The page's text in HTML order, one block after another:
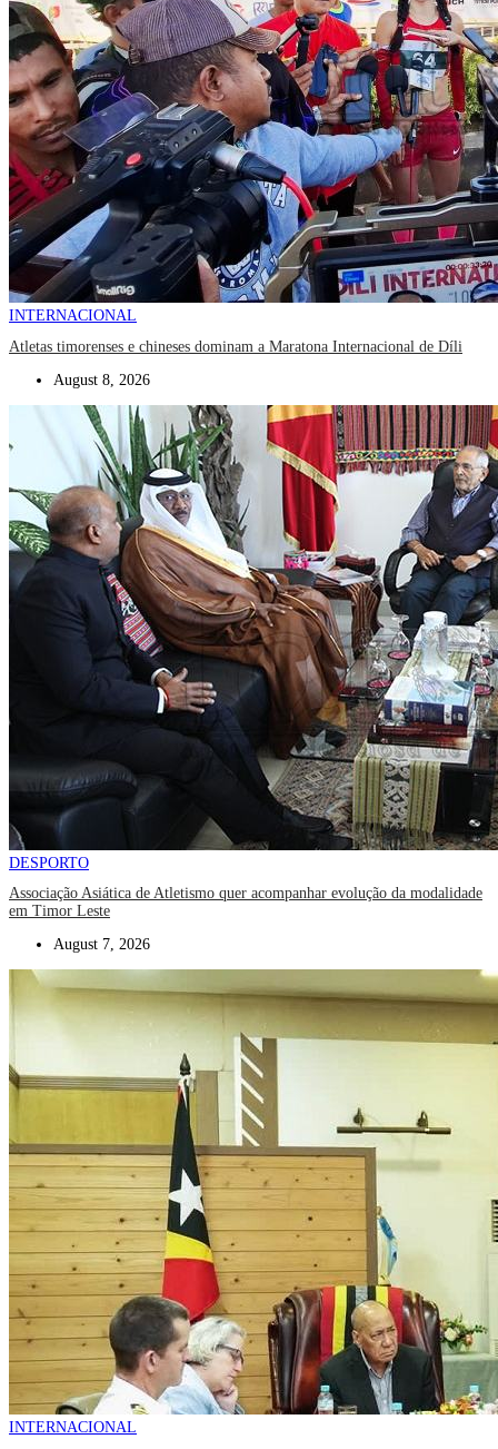
INTERNACIONAL
Atletas timorenses e chineses dominam a Maratona Internacional de Díli
August 8, 2026
DESPORTO
Associação Asiática de Atletismo quer acompanhar evolução da modalidade
em Timor Leste
August 7, 2026
INTERNACIONAL